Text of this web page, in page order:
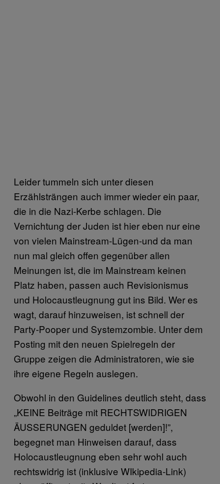
Leider tummeln sich unter diesen
Erzählsträngen auch immer wieder ein paar,
die in die Nazi-Kerbe schlagen. Die
Vernichtung der Juden ist hier eben nur eine
von vielen Mainstream-Lügen-und da man
nun mal gleich offen gegenüber allen
Meinungen ist, die im Mainstream keinen
Platz haben, passen auch Revisionismus
und Holocaustleugnung gut ins Bild. Wer es
wagt, darauf hinzuweisen, ist schnell der
Party-Pooper und Systemzombie. Unter dem
Posting mit den neuen Spielregeln der
Gruppe zeigen die Administratoren, wie sie
ihre eigene Regeln auslegen.
Obwohl in den Guidelines deutlich steht, dass
„KEINE Beiträge mit RECHTSWIDRIGEN
ÄUSSERUNGEN geduldet [werden]!”,
begegnet man Hinweisen darauf, dass
Holocaustleugnung eben sehr wohl auch
rechtswidrig ist (inklusive WIkipedia-Link)